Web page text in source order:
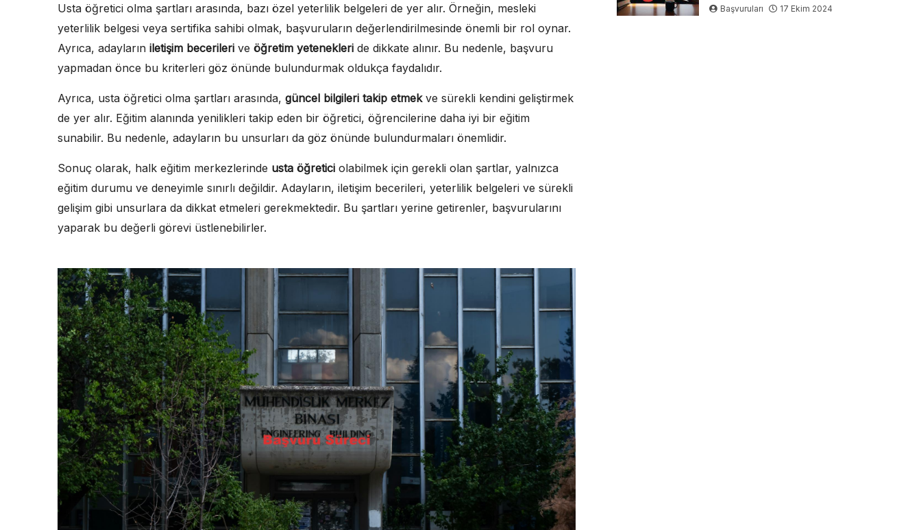
Usta öğretici olma şartları arasında, bazı özel yeterlilik belgeleri de yer alır. Örneğin, mesleki
yeterlilik belgesi veya sertifika sahibi olmak, başvuruların değerlendirilmesinde önemli bir rol oynar.
Ayrıca, adayların iletişim becerileri ve öğretim yetenekleri de dikkate alınır. Bu nedenle, başvuru
yapmadan önce bu kriterleri göz önünde bulundurmak oldukça faydalıdır.
Ayrıca, usta öğretici olma şartları arasında, güncel bilgileri takip etmekve sürekli kendini geliştirmek
de yer alır. Eğitim alanında yenilikleri takip eden bir öğretici, öğrencilerine daha iyi bir eğitim
sunabilir. Bu nedenle, adayların bu unsurları da göz önünde bulundurmaları önemlidir.
Sonuç olarak, halk eğitim merkezlerinde usta öğretici olabilmek için gerekli olan şartlar, yalnızca
eğitim durumu ve deneyimle sınırlı değildir. Adayların, iletişim becerileri, yeterlilik belgeleri ve sürekli
gelişim gibi unsurlara da dikkat etmeleri gerekmektedir. Bu şartları yerine getirenler, başvurularını
yaparak bu değerli görevi üstlenebilirler.
Başvuruları 17 Ekim 2024